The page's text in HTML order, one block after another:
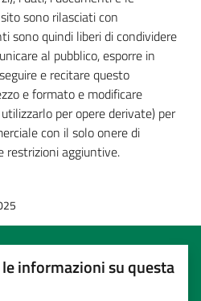
sono rilasciati con
sono quindi liberi di condividere
al pubblico, esporre in
e recitare questo
e formato e modificare
per opere derivate) per
con il solo onere di
restrizioni aggiuntive.
informazioni su questa